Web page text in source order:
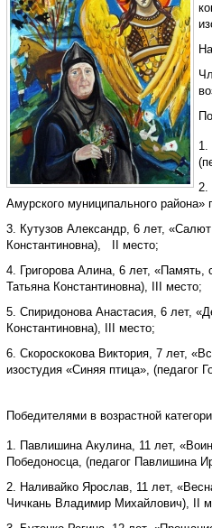
Амурского муниципального
Кутузов Александр, 6 лет,
Константиновна), II место;
Григорова Алина, 6 лет,
Татьяна Константиновна), III место;
Спиридонова Анастасия, 6 лет,
Константиновна), III место;
Скороскокова Виктория, 7 лет,
изостудия «Синяя птица», (педагог
Победителями в возрастной
Павлишина Акулина, 11 лет,
Победоносца, (педагог Павлишина
Наливайко Ярослав, 11 лет,
Чичкань Владимир Михайлович), II